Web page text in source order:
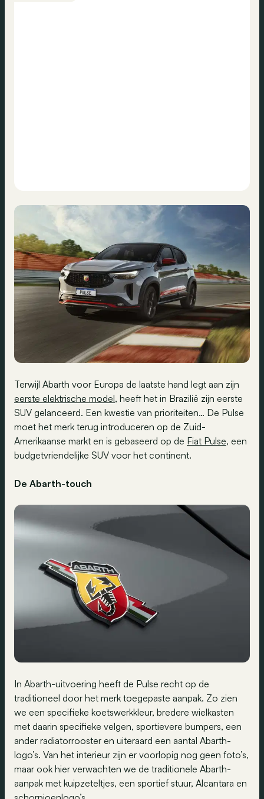
Terwijl Abarth voor Europa de laatste hand legt aan zijn
eerste elektrische model, heeft het in Brazilië zijn eerste
SUV gelanceerd. Een kwestie van prioriteiten… De Pulse
moet het merk terug introduceren op de Zuid-
Amerikaanse markt en is gebaseerd op de Fiat Pulse, een
budgetvriendelijke SUV voor het continent.
De Abarth-touch
In Abarth-uitvoering heeft de Pulse recht op de
traditioneel door het merk toegepaste aanpak. Zo zien
we een specifieke koetswerkkleur, bredere wielkasten
met daarin specifieke velgen, sportievere bumpers, een
ander radiatorrooster en uiteraard een aantal Abarth-
logo’s. Van het interieur zijn er voorlopig nog geen foto’s,
maar ook hier verwachten we de traditionele Abarth-
aanpak met kuipzeteltjes, een sportief stuur, Alcantara en